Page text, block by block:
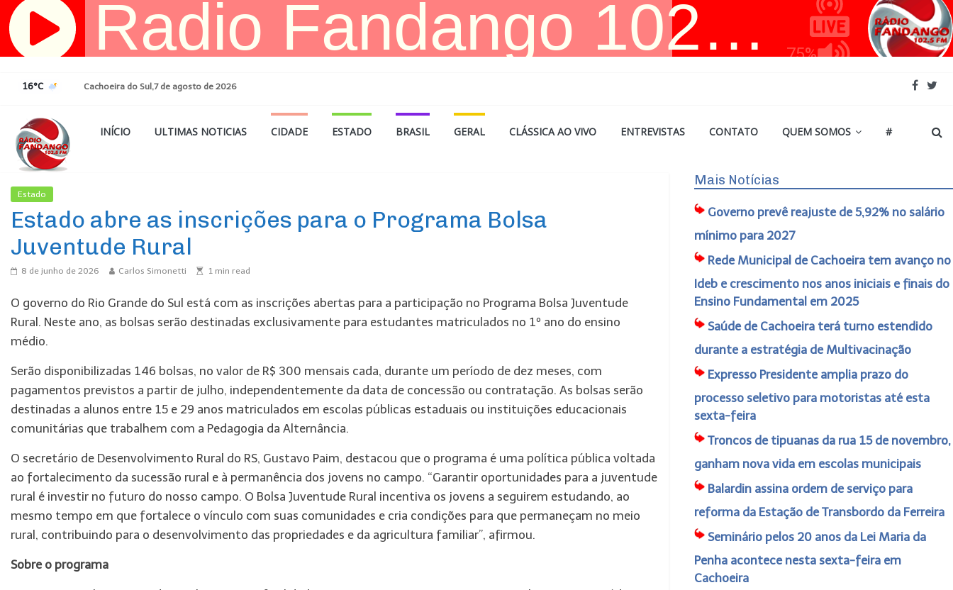
Pular
para
16°C Cachoeira do Sul,7 de agosto de 2026
INÍCIO ULTIMAS NOTICIAS CIDADE ESTADO BRASIL GERAL CLÁSSICA AO VIVO ENTREVISTAS CONTATO QUEM SOMOS #
Estado
Estado abre as inscrições para o Programa Bolsa
Juventude Rural
8 de junho de 2026 Carlos Simonetti 1 min read
O governo do Rio Grande do Sul está com as inscrições abertas para a participação no Programa Bolsa Juventude
Rural. Neste ano, as bolsas serão destinadas exclusivamente para estudantes matriculados no 1º ano do ensino
médio.
Serão disponibilizadas 146 bolsas, no valor de R$ 300 mensais cada, durante um período de dez meses, com
pagamentos previstos a partir de julho, independentemente da data de concessão ou contratação. As bolsas serão
destinadas a alunos entre 15 e 29 anos matriculados em escolas públicas estaduais ou instituições educacionais
comunitárias que trabalhem com a Pedagogia da Alternância.
O secretário de Desenvolvimento Rural do RS, Gustavo Paim, destacou que o programa é uma política pública voltada
ao fortalecimento da sucessão rural e à permanência dos jovens no campo. “Garantir oportunidades para a juventude
rural é investir no futuro do nosso campo. O Bolsa Juventude Rural incentiva os jovens a seguirem estudando, ao
mesmo tempo em que fortalece o vínculo com suas comunidades e cria condições para que permaneçam no meio
rural, contribuindo para o desenvolvimento das propriedades e da agricultura familiar”, afirmou.
Sobre o programa
Mais Notícias
Governo prevê reajuste de 5,92% no salário
mínimo para 2027
Rede Municipal de Cachoeira tem avanço no
Ideb e crescimento nos anos iniciais e finais do
Ensino Fundamental em 2025
Saúde de Cachoeira terá turno estendido
durante a estratégia de Multivacinação
Expresso Presidente amplia prazo do
processo seletivo para motoristas até esta
sexta-feira
Troncos de tipuanas da rua 15 de novembro,
ganham nova vida em escolas municipais
Balardin assina ordem de serviço para
reforma da Estação de Transbordo da Ferreira
Seminário pelos 20 anos da Lei Maria da
Penha acontece nesta sexta-feira em
Cachoeira